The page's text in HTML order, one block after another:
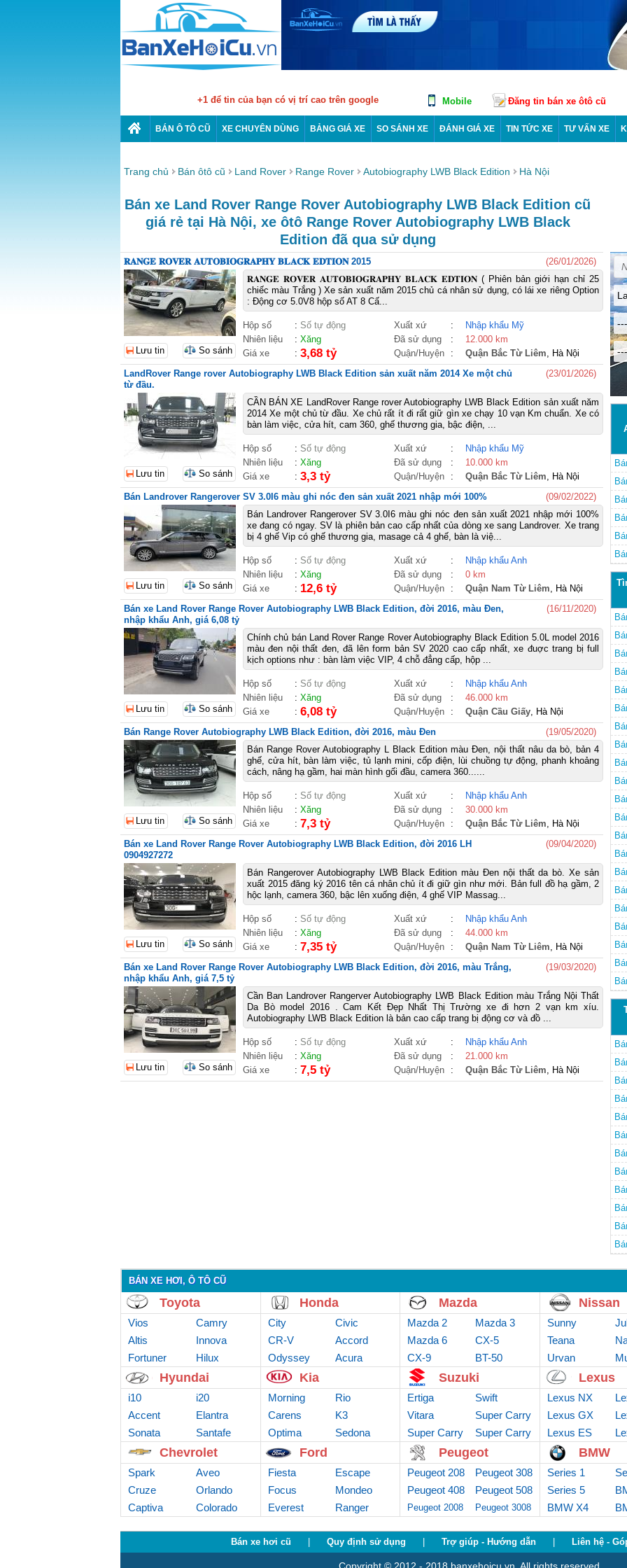
+1 để tin của bạn có vị trí cao trên google Mobile Đăng tin bán xe ôtô cũ
BÁN Ô TÔ CŨ XE CHUYÊN DÙNG BẢNG GIÁ XE SO SÁNH XE ĐÁNH GIÁ XE TIN TỨC XE TƯ VẤN XE
Trang chủ Bán ôtô cũ Land Rover Range Rover Autobiography LWB Black Edition Hà Nội
Bán xe Land Rover Range Rover Autobiography LWB Black Edition cũ
giá rẻ tại Hà Nội, xe ôtô Range Rover Autobiography LWB Black
Edition đã qua sử dụng
𝐑𝐀𝐍𝐆𝐄 𝐑𝐎𝐕𝐄𝐑 𝐀𝐔𝐓𝐎𝐁𝐈𝐎𝐆𝐑𝐀𝐏𝐇𝐘 𝐁𝐋𝐀𝐂𝐊 𝐄𝐃𝐓𝐈𝐎𝐍 2015
(26/01/2026)
𝐑𝐀𝐍𝐆𝐄 𝐑𝐎𝐕𝐄𝐑 𝐀𝐔𝐓𝐎𝐁𝐈𝐎𝐆𝐑𝐀𝐏𝐇𝐘 𝐁𝐋𝐀𝐂𝐊 𝐄𝐃𝐓𝐈𝐎𝐍 ( Phiên bản giới hạn chỉ 25
chiếc màu Trắng ) Xe sản xuất năm 2015 chủ cá nhân sử dụng, có lái xe riêng Option
: Động cơ 5.0V8 hộp số AT 8 Cấ...
Hộp số : Số tự động Xuất xứ :
Nhập khẩu Mỹ
Nhiên liệu
: Xăng Đã sử dụng :
12.000 km
Giá xe
: 3,68 tỷ Quận/Huyện : Quận Bắc Từ Liêm, Hà Nội
Lưu tin So sánh
LandRover Range rover Autobiography LWB Black Edition sản xuất năm 2014 Xe một chủ
từ đầu.
(23/01/2026)
CẦN BÁN XE LandRover Range rover Autobiography LWB Black Edition sản xuất năm
2014 Xe một chủ từ đầu. Xe chủ rất ít đi rất giữ gìn xe chạy 10 vạn Km chuẩn. Xe có
bàn làm việc, cửa hít, cam 360, ghế thương gia, bậc điện, ...
Hộp số : Số tự động Xuất xứ :
Nhập khẩu Mỹ
Nhiên liệu
: Xăng Đã sử dụng :
10.000 km
Giá xe
: 3,3 tỷ Quận/Huyện : Quận Bắc Từ Liêm, Hà Nội
Lưu tin So sánh
Bán Landrover Rangerover SV 3.0I6 màu ghi nóc đen sản xuất 2021 nhập mới 100%
(09/02/2022)
Bán Landrover Rangerover SV 3.0I6 màu ghi nóc đen sản xuất 2021 nhập mới 100%
xe đang có ngay. SV là phiên bản cao cấp nhất của dòng xe sang Landrover. Xe trang
bị 4 ghế Vip có ghế thương gia, masage cả 4 ghế, bàn là việ...
Hộp số : Số tự động Xuất xứ :
Nhập khẩu Anh
Nhiên liệu
: Xăng Đã sử dụng :
0 km
Giá xe
: 12,6 tỷ Quận/Huyện : Quận Nam Từ Liêm, Hà Nội
Lưu tin So sánh
Bán xe Land Rover Range Rover Autobiography LWB Black Edition, đời 2016, màu Đen,
nhập khẩu Anh, giá 6,08 tỷ
(16/11/2020)
Chính chủ bán Land Rover Range Rover Autobiography Black Edition 5.0L model 2016
màu đen nội thất đen, đã lên form bản SV 2020 cao cấp nhất, xe đuợc trang bị full
kịch options như : bàn làm việc VIP, 4 chỗ đẳng cấp, hộp ...
Hộp số : Số tự động Xuất xứ :
Nhập khẩu Anh
Nhiên liệu
: Xăng Đã sử dụng :
46.000 km
Giá xe
: 6,08 tỷ Quận/Huyện : Quận Cầu Giấy, Hà Nội
Lưu tin So sánh
Bán Range Rover Autobiography LWB Black Edition, đời 2016, màu Đen
(19/05/2020)
Bán Range Rover Autobiography L Black Edition màu Đen, nội thất nâu da bò, bản 4
ghế, cửa hít, bàn làm việc, tủ lạnh mini, cốp điện, lùi chuồng tự động, phanh khoảng
cách, nâng hạ gầm, hai màn hình gối đầu, camera 360......
Hộp số : Số tự động Xuất xứ :
Nhập khẩu Anh
Nhiên liệu
: Xăng Đã sử dụng :
30.000 km
Giá xe
: 7,3 tỷ Quận/Huyện : Quận Bắc Từ Liêm, Hà Nội
Lưu tin So sánh
Bán xe Land Rover Range Rover Autobiography LWB Black Edition, đời 2016 LH
0904927272
(09/04/2020)
Bán Rangerover Autobiography LWB Black Edition màu Đen nội thất da bò. Xe sản
xuất 2015 đăng ký 2016 tên cá nhân chủ ít đi giữ gìn như mới. Bản full đồ hạ gầm, 2
hộc lạnh, camera 360, bậc lên xuống điện, 4 ghế VIP Massag...
Hộp số : Số tự động Xuất xứ :
Nhập khẩu Anh
Nhiên liệu
: Xăng Đã sử dụng :
44.000 km
Giá xe
: 7,35 tỷ Quận/Huyện : Quận Nam Từ Liêm, Hà Nội
Lưu tin So sánh
Bán xe Land Rover Range Rover Autobiography LWB Black Edition, đời 2016, màu Trắng,
nhập khẩu Anh, giá 7,5 tỷ
(19/03/2020)
Cần Ban Landrover Rangerver Autobiography LWB Black Edition màu Trắng Nội Thất
Da Bò model 2016 . Cam Kết Đẹp Nhất Thị Trường xe đi hơn 2 vạn km xíu.
Autobiography LWB Black Edition là bản cao cấp trang bị động cơ và đồ ...
Hộp số : Số tự động Xuất xứ :
Nhập khẩu Anh
Nhiên liệu
: Xăng Đã sử dụng :
21.000 km
Giá xe
: 7,5 tỷ Quận/Huyện : Quận Bắc Từ Liêm, Hà Nội
Lưu tin So sánh
Nội
cũ
cũ
Nội
Nội
Nội
BÁN XE HƠI, Ô TÔ CŨ
Toyota
Vios
Camry
Altis
Innova
Fortuner
Hilux
Honda
City
Civic
CR-V
Accord
Odyssey
Acura
Mazda
Mazda 2
Mazda 3
Mazda 6
CX-5
CX-9
BT-50
Nissan
Sunny
Teana
Urvan
Hyundai
i10
i20
Accent
Elantra
Sonata
Santafe
Kia
Morning
Rio
Carens
K3
Optima
Sedona
Suzuki
Ertiga
Swift
Vitara
Super Carry
Van
Super Carry
truck
Super Carry
Pro
Lexus
Lexus NX
Lexus GX
Lexus ES
Chevrolet
Spark
Aveo
Cruze
Orlando
Captiva
Colorado
Ford
Fiesta
Escape
Focus
Mondeo
Everest
Ranger
Peugeot
Peugeot 208
Peugeot 308
Peugeot 408
Peugeot 508
Peugeot 2008 Peugeot 3008
BMW
Series 1
Series 5
BMW X4
Bán xe hơi cũ Quy định sử dụng Trợ giúp - Hướng dẫn Liên hệ -